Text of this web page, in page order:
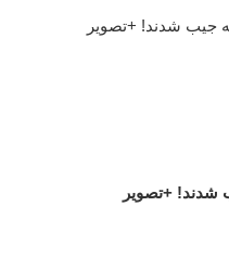
جیب شدند! +تصویر
شدند! +تصویر